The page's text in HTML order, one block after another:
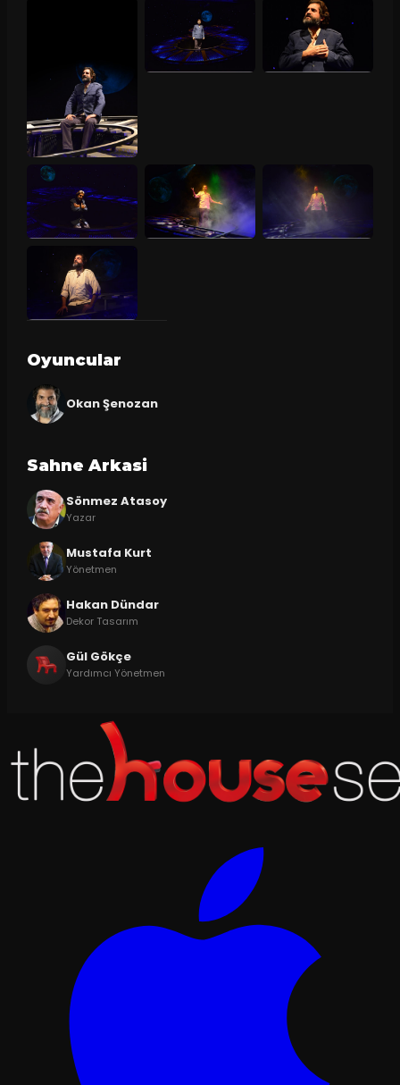
Oyuncular
Okan Şenozan
Sahne Arkasi
Sönmez Atasoy
Yazar
Mustafa Kurt
Yönetmen
Hakan Dündar
Dekor Tasarım
Gül Gökçe
Yardımcı Yönetmen